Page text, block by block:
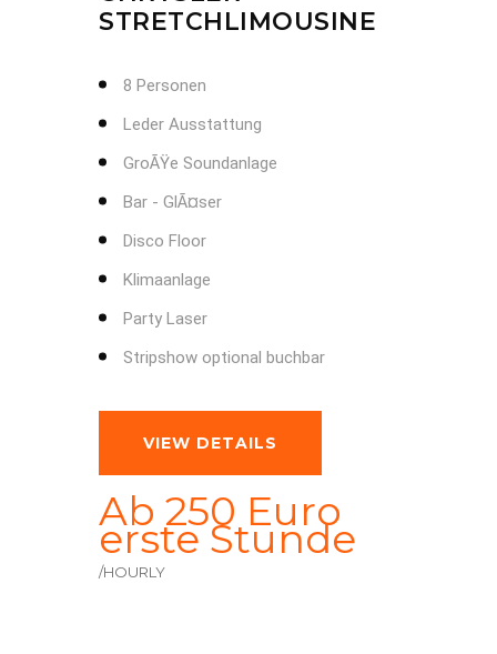
STRETCHLIMOUSINE
8 Personen
Leder Ausstattung
GroÃŸe Soundanlage
Bar - GlÃ¤ser
Disco Floor
Klimaanlage
Party Laser
Stripshow optional buchbar
VIEW DETAILS
Ab 250 Euro
erste Stunde
/HOURLY